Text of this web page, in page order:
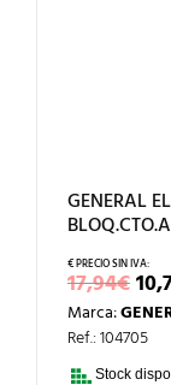
GENERAL
17,94€EL
ERA:
Marca:
Ref.: 104705
Stock